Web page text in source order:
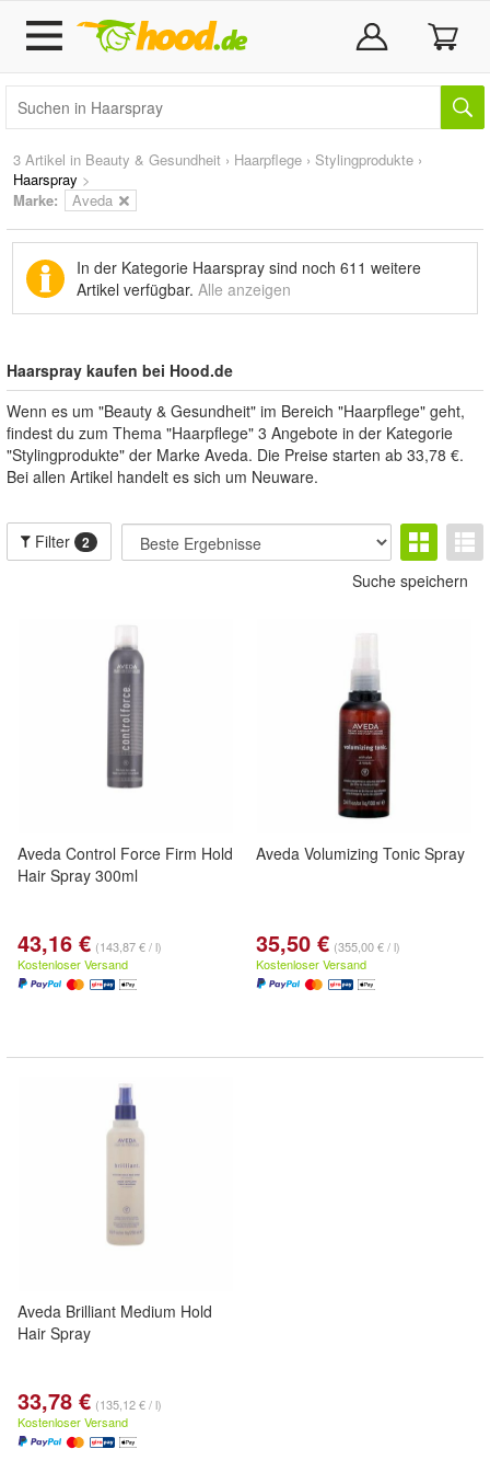
3 Artikel in Beauty & Gesundheit › Haarpflege › Stylingprodukte ›
Haarspray >
Marke: Aveda
In der Kategorie Haarspray sind noch 611 weitere
Artikel verfügbar. Alle anzeigen
Haarspray kaufen bei Hood.de
Wenn es um "Beauty & Gesundheit" im Bereich "Haarpflege" geht,
findest du zum Thema "Haarpflege" 3 Angebote in der Kategorie
"Stylingprodukte" der Marke Aveda. Die Preise starten ab 33,78 €.
Bei allen Artikel handelt es sich um Neuware.
Filter 2
Suche speichern
Aveda Control Force Firm Hold
Hair Spray 300ml
43,16 € (143,87 € / l)
Kostenloser Versand
Aveda Volumizing Tonic Spray
35,50 € (355,00 € / l)
Kostenloser Versand
Aveda Brilliant Medium Hold
Hair Spray
33,78 € (135,12 € / l)
Kostenloser Versand